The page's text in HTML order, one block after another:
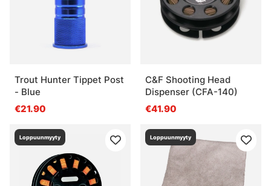
Trout Hunter Tippet Post
- Blue
€21.90
C&F Shooting Head
Dispenser (CFA-140)
€41.90
Loppuunmyyty Loppuunmyyty